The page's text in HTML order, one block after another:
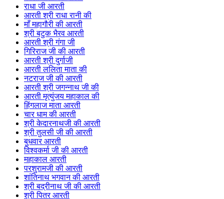
राधा जी आरती
आरती श्री राधा रानी की
माँ महागौरी की आरती
श्री बटुक भैरव आरती
आरती श्री गंगा जी
गिरिराज जी की आरती
आरती श्री दुर्गाजी
आरती ललिता माता की
नटराज जी की आरती
आरती श्री जगन्नाथ जी की
आरती मृत्युंजय महाकाल की
हिंगलाज माता आरती
चार धाम की आरती
श्री केदारनाथजी की आरती
श्री तुलसी जी की आरती
बुधवार आरती
विश्वकर्मा जी की आरती
महाकाल आरती
परशुरामजी की आरती
शांतिनाथ भगवान की आरती
श्री बद्रीनाथ जी की आरती
श्री पितर आरती